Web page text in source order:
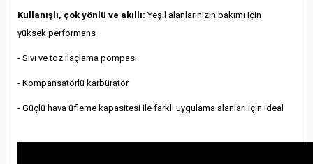
Kullanışlı, çok yönlü ve akıllı:Yeşil alanlarınızın bakımı için
yüksek performans
- Sıvı ve toz ilaçlama pompası
- Kompansatörlü karbüratör
- Güçlü hava üfleme kapasitesi ile farklı uygulama alanları için ideal